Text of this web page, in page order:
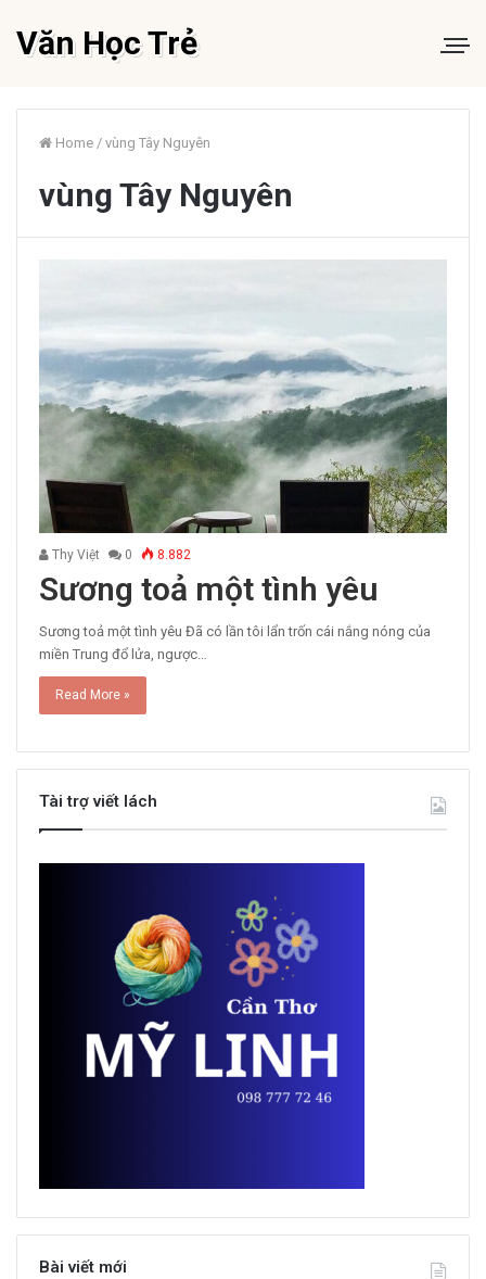
Văn Học Trẻ
Home / vùng Tây Nguyên
vùng Tây Nguyên
Thy Việt 0 8.882
Sương toả một tình yêu
Sương toả một tình yêu Đã có lần tôi lẩn trốn cái nắng nóng của
miền Trung đổ lửa, ngược…
Read More »
Tài trợ viết lách
Bài viết mới